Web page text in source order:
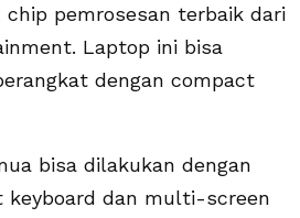
chip pemrosesan terbaik dari
Laptop ini bisa
dengan compact
bisa dilakukan dengan
keyboard dan multi-screen